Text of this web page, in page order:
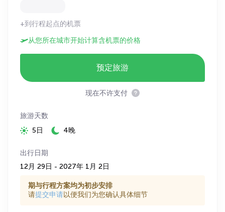
+到行程起点的机票
从您所在城市开始计算含机票的价格
预定旅游
现在不许支付
旅游天数
5日
4晚
出行日期
12月 29日 - 2027年 1月 2日
期与行程方案均为初步安排
请提交申请以便我们为您确认具体细节